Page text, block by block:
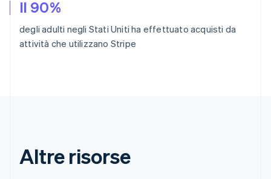
Il 90%
degli adulti negli Stati Uniti ha effettuato acquisti da
attività che utilizzano Stripe
Altre risorse
简体中文
Cipro
Croazia
Finlandia
EnglishSvenska